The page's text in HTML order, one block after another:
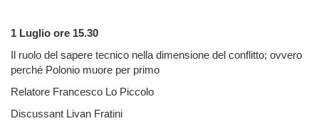
1 Luglio ore 15.30
Il ruolo del sapere tecnico nella dimensione del conflitto; ovvero
perché Polonio muore per primo
Relatore Francesco Lo Piccolo
Discussant Livan Fratini